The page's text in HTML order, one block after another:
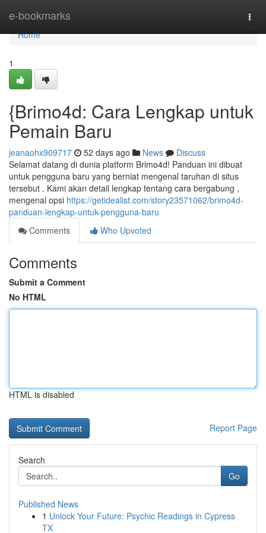
e-bookmarks
Home
Home
1
{Brimo4d: Cara Lengkap untuk
Pemain Baru
jeanaohx909717 52 days ago News
Discuss
Selamat datang di dunia platform Brimo4d! Panduan ini dibuat
untuk pengguna baru yang berniat mengenal taruhan di situs
tersebut . Kami akan detail lengkap tentang cara bergabung ,
mengenal opsi https://getidealist.com/story23571062/brimo4d-
panduan-lengkap-untuk-pengguna-baru
Comments
Who Upvoted
Comments
Submit a Comment
No HTML
HTML is disabled
Report Page
Search
Go
Published News
1 Unlock Your Future: Psychic Readings in Cypress
TX